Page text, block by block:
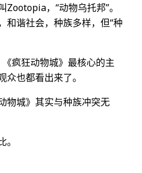
Zootopia，“动物乌托邦”。
和谐社会，种族多样，但“种
《疯狂动物城》最核心的主
也都看出来了。
物城》其实与种族冲突无